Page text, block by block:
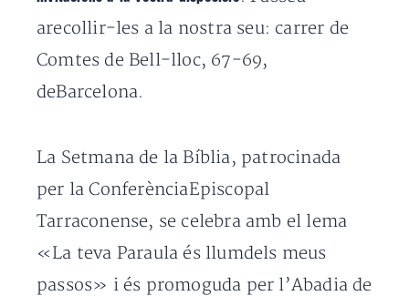
arecollir-les a la nostra seu: carrer de
Comtes de Bell-lloc, 67-69,
deBarcelona.
La Setmana de la Bíblia, patrocinada
per la ConferènciaEpiscopal
Tarraconense, se celebra amb el lema
«La teva Paraula és llumdels meus
passos» i és promoguda per l’Abadia de